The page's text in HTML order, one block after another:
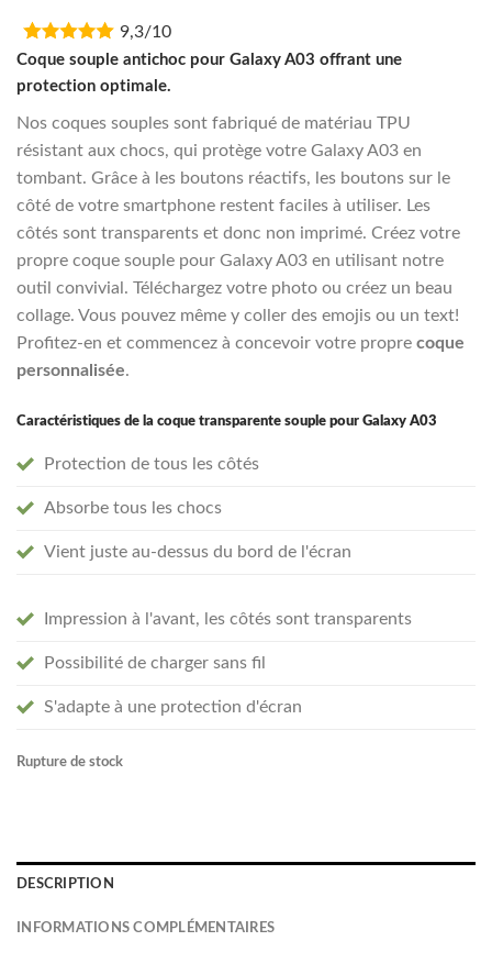
was:
€16,95.€13,55.
9,3/10
Coque souple antichoc pour Galaxy A03 offrant une
protection optimale.
Nos coques souples sont fabriqué de matériau TPU
résistant aux chocs, qui protège votre Galaxy A03 en
tombant. Grâce à les boutons réactifs, les boutons sur le
côté de votre smartphone restent faciles à utiliser. Les
côtés sont transparents et donc non imprimé. Créez votre
propre coque souple pour Galaxy A03 en utilisant notre
outil convivial. Téléchargez votre photo ou créez un beau
collage. Vous pouvez même y coller des emojis ou un text!
Profitez-en et commencez à concevoir votre propre coque
personnalisée.
Caractéristiques de la coque transparente souple pour Galaxy A03
Protection de tous les côtés
Absorbe tous les chocs
Vient juste au-dessus du bord de l'écran
Impression à l'avant, les côtés sont transparents
Possibilité de charger sans fil
S'adapte à une protection d'écran
Rupture de stock
DESCRIPTION
INFORMATIONS COMPLÉMENTAIRES